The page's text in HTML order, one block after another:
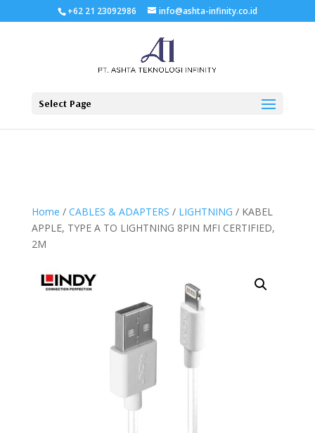
+62 21 23092986 info@ashta-infinity.co.id
Select Page
Home / CABLES & ADAPTERS / LIGHTNING / KABEL
APPLE, TYPE A TO LIGHTNING 8PIN MFI CERTIFIED,
2M